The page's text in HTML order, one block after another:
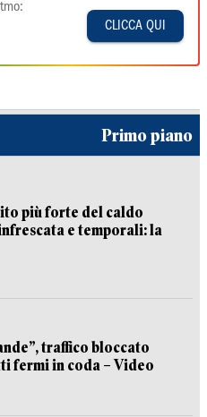
CLICCA QUI
Primo piano
più forte del caldo
e temporali: la
traffico bloccato
fermi in coda – Video